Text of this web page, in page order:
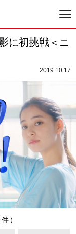
に初挑戦＜ニ
2019.10.17
）